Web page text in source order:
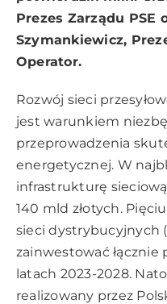
Prezes Zarządu PSE
Szymankiewicz,
Operator.
Rozwój sieci
jest warunkiem
przeprowadzenia
energetycznej. W
infrastrukturę
140 mld złotych.
sieci dystrybucyjnych
zainwestować łącznie
latach 2023-2028.
realizowany przez